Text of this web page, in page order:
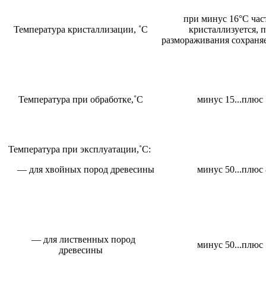
Температура кристаллизации, ˚С
при минус 16°С
кристаллизуется,
размораживания
Температура при обработке,˚С минус 15...плюс
Температура при эксплуатации,˚С:
— для хвойных пород древесины
минус 50...плюс
— для лиственных пород
древесины
минус 50...плюс